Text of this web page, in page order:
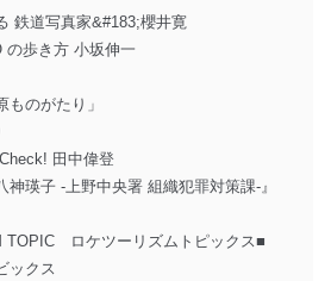
道写真家&#183;櫻井寛
歩き方 小坂伸一
のがたり」
田中偉登
瑛子 -上野中央署 組織犯罪対策課-』
TOPIC ロケツーリズムトピックス■
クス